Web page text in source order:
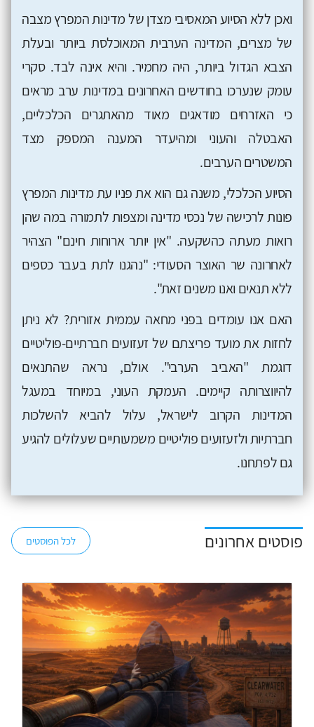
ואכן ללא הסיוע המאסיבי מצדן של מדינות המפרץ מצבה
של מצרים, המדינה הערבית המאוכלסת ביותר ובעלת
הצבא הגדול ביותר, היה מחמיר. והיא אינה לבד. סקרי
עומק שנערכו בחודשים האחרונים במדינות ערב מראים
כי האזרחים מודאגים מאוד מהאתגרים הכלכליים,
האבטלה והעוני ומהיעדר המענה המספק מצד
המשטרים הערבים.
הסיוע הכלכלי, משנה גם הוא את פניו עת מדינות המפרץ
פונות לרכישה של נכסי מדינה ומצפות לתמורה במה שהן
רואות מעתה כהשקעה. "אין יותר ארוחות חינם" הצהיר
לאחרונה שר האוצר הסעודי: "נהגנו לתת בעבר כספים
ללא תנאים ואנו משנים זאת".
האם אנו עומדים בפני מחאה עממית אזורית? לא ניתן
לחזות את מועד פריצתם של זעזועים חברתיים-פוליטיים
דוגמת "האביב הערבי". אולם, נראה שהתנאים
להיווצרותה קיימים. העמקת העוני, במיוחד במעגל
המדינות הקרוב לישראל, עלול להביא להשלכות
חברתיות ולזעזועים פוליטיים משמעותיים שעלולים להגיע
גם לפתחנו.
פוסטים אחרונים לכל הפוסטים